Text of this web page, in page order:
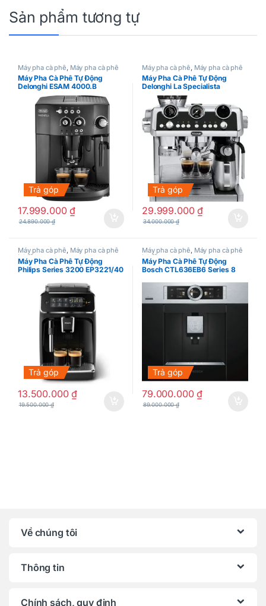
Sản phẩm tương tự
Máy pha cà phê, Máy pha cà phê
tự động
Máy Pha Cà Phê Tự Động
Delonghi ESAM 4000.B
Trả góp
17.999.000₫
24.890.000₫
Máy pha cà phê, Máy pha cà phê
tự động
Máy Pha Cà Phê Tự Động
Delonghi La Specialista
EC9665M
Trả góp
29.999.000₫
34.000.000₫
Máy pha cà phê, Máy pha cà phê
tự động
Máy Pha Cà Phê Tự Động
Philips Series 3200 EP3221/40
Trả góp
13.500.000₫
19.500.000₫
Máy pha cà phê, Máy pha cà phê
tự động
Máy Pha Cà Phê Tự Động
Bosch CTL636EB6 Series 8
Trả góp
79.000.000₫
89.000.000₫
Về chúng tôi
Thông tin
Chính sách, quy định